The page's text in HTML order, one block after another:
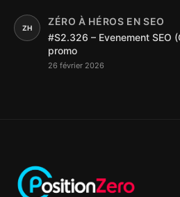
ZH
ZÉRO À HÉROS EN SEO
#S2.326 – Evenement SEO
promo
26 février 2026